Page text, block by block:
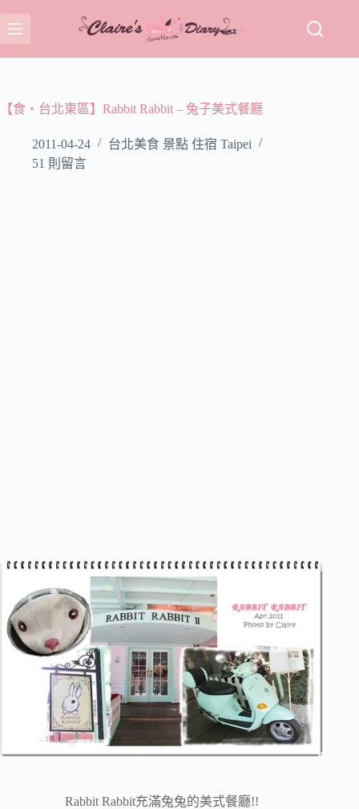
至
主
容【食‧台北東區】Rabbit Rabbit – 兔子美式餐廳
2011-04-24
台北美食 景點 住宿 Taipei
51 則留言
Rabbit Rabbit充滿兔兔的美式餐廳!!